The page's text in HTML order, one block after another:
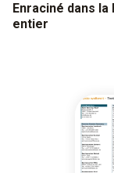
Enraciné dans
entier